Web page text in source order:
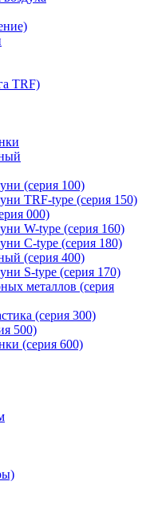
TRF)
(серия 100)
TRF-type (серия 150)
000)
W-type (серия 160)
С-type (серия 180)
(серия 400)
S-type (серия 170)
металлов (серия
(серия 300)
500)
(серия 600)